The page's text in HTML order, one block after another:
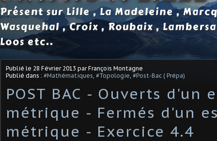
Présent sur Lille , La Madeleine ,
Wasquehal , Croix , Roubaix ,
Loos etc..
Publié le 28 Février 2013 par François Montagne
Publié dans : #Mathématiques #Topologie #Post-Bac ( Prépa)
POST BAC - Ouverts d'un
métrique - Fermés d'un
métrique - Exercice 4.4